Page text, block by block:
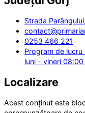
Strada
0253 466 221
Program de lucru
luni - vineri
Localizare
Acest conținut este